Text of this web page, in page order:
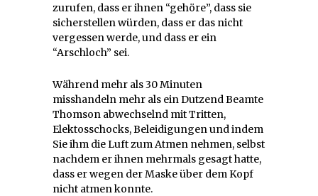
zurufen, dass er ihnen “gehöre”, dass sie
sicherstellen würden, dass er das nicht
vergessen werde, und dass er ein
“Arschloch” sei.
Während mehr als 30 Minuten
misshandeln mehr als ein Dutzend Beamte
Thomson abwechselnd mit Tritten,
Elektosschocks, Beleidigungen und indem
Sie ihm die Luft zum Atmen nehmen, selbst
nachdem er ihnen mehrmals gesagt hatte,
dass er wegen der Maske über dem Kopf
nicht atmen konnte.